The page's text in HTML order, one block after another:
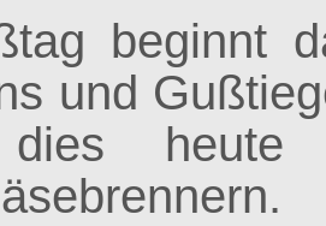
beginnt
und
dies